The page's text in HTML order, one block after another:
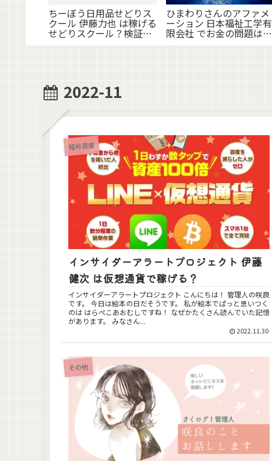
ちーぼう日用品せどりス
クール 伊藤力也 は稼げる
せどりスクール？検証し
ひまわりさんのアファメ
ーション 日本福祉工学有
限会社 でお金の問題は解
決する？
2022-11
暗号資産
インサイダーアラートプロジェクト 伊藤
健次 は仮想通貨で稼げる？
インサイダーアラートプロジェクト こんにちは！ 管理人の咲良
です。 今日は絵本の日だそうです。 私が絵本でぱっと思いつく
のは はらぺこあおむしですね！ なぜかたくさん読んでいた記憶
があります。 みなさん...
2022.11.30
その他